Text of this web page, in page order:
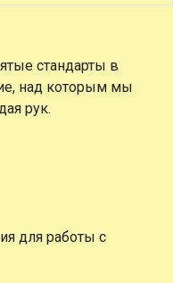
стандарты в
над которым мы
рук.
для работы с